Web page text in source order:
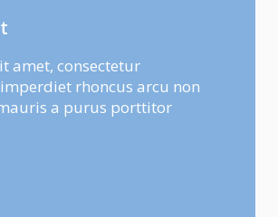
amet, consectetur
rhoncus arcu non
a purus porttitor